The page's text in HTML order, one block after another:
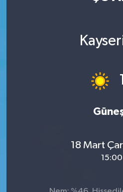
18 Mart
15:00